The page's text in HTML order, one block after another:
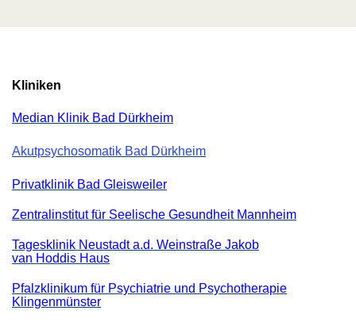
Kliniken
Median Klinik Bad Dürkheim
Akutpsychosomatik Bad Dürkheim
Privatklinik Bad Gleisweiler
Zentralinstitut für Seelische Gesundheit Mannheim
Tagesklinik Neustadt a.d. Weinstraße Jakob
van Hoddis Haus
Pfalzklinikum für Psychiatrie und Psychotherapie
Klingenmünster